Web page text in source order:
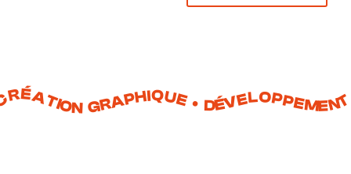
GRAPHIQUE • DÉVELOPPEMENT WEB • COMMUNITY MANAGEMENT • SEO • IMPRESSIONS •